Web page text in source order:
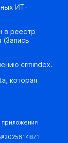
ИТ-
в реестр
(Запись
crmindex.
которая